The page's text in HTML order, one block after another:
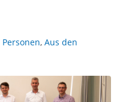
Personen, Aus den